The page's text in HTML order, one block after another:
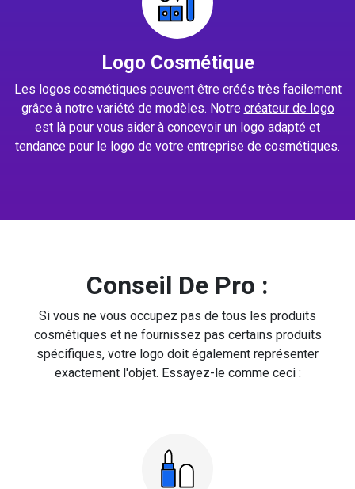
Logo Cosmétique
Les logos cosmétiques peuvent être créés très facilement
grâce à notre variété de modèles. Notre créateur de logo
est là pour vous aider à concevoir un logo adapté et
tendance pour le logo de votre entreprise de cosmétiques.
Conseil De Pro :
Si vous ne vous occupez pas de tous les produits
cosmétiques et ne fournissez pas certains produits
spécifiques, votre logo doit également représenter
exactement l'objet. Essayez-le comme ceci :